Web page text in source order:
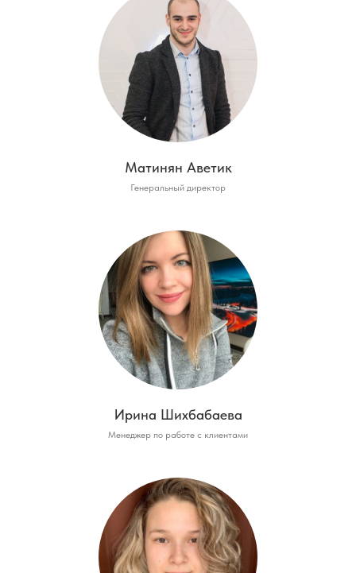
Матинян Аветик
Генеральный директор
Ирина Шихбабаева
Менеджер по работе с клиентами